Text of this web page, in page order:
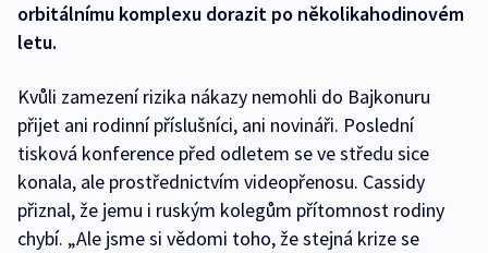
orbitálnímu komplexu dorazit po několikahodinovém
letu.
Kvůli zamezení rizika nákazy nemohli do Bajkonuru
přijet ani rodinní příslušníci, ani novináři. Poslední
tisková konference před odletem se ve středu sice
konala, ale prostřednictvím videopřenosu. Cassidy
přiznal, že jemu i ruským kolegům přítomnost rodiny
chybí. „Ale jsme si vědomi toho, že stejná krize se